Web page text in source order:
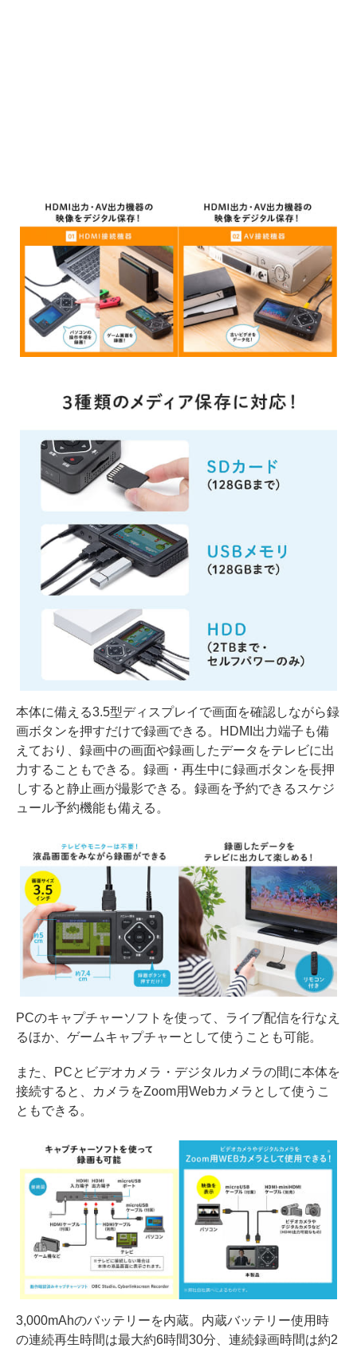
本体に備える3.5型ディスプレイで画面を確認しながら録
画ボタンを押すだけで録画できる。HDMI出力端子も備
えており、録画中の画面や録画したデータをテレビに出
力することもできる。録画・再生中に録画ボタンを長押
しすると静止画が撮影できる。録画を予約できるスケジ
ュール予約機能も備える。
PCのキャプチャーソフトを使って、ライブ配信を行なえ
るほか、ゲームキャプチャーとして使うことも可能。
また、PCとビデオカメラ・デジタルカメラの間に本体を
接続すると、カメラをZoom用Webカメラとして使うこ
ともできる。
3,000mAhのバッテリーを内蔵。内蔵バッテリー使用時
の連続再生時間は最大約6時間30分、連続録画時間は約2